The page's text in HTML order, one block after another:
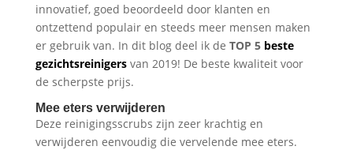
innovatief, goed beoordeeld door klanten en
ontzettend populair en steeds meer mensen maken
er gebruik van. In dit blog deel ik de TOP 5 beste
gezichtsreinigers van 2019! De beste kwaliteit voor
de scherpste prijs.
Mee eters verwijderen
Deze reinigingsscrubs zijn zeer krachtig en
verwijderen eenvoudig die vervelende mee eters.